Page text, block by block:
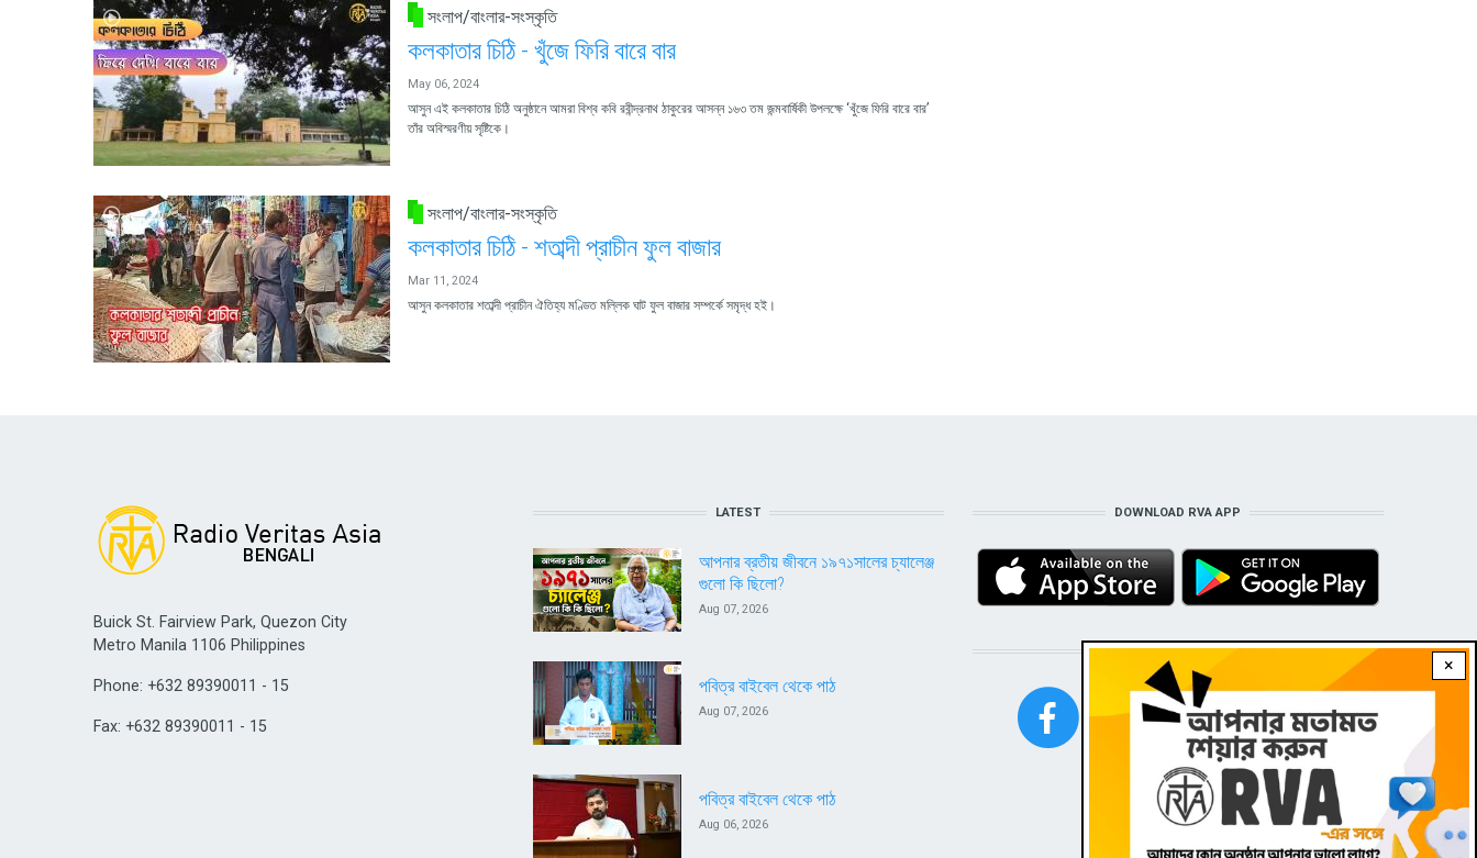
সংলাপ/বাংলার-সংস্কৃতি
কলকাতার চিঠি - খুঁজে ফিরি বারে বার
May 06, 2024
আসুন এই কলকাতার চিঠি অনুষ্ঠানে আমরা বিশ্ব কবি রবীন্দ্রনাথ ঠাকুরের আসন্ন ১৬৩ তম জন্মবার্ষিকী উপলক্ষে ‘খুঁজে ফিরি বারে বার’
তাঁর অবিস্মরণীয় সৃষ্টিকে।
সংলাপ/বাংলার-সংস্কৃতি
কলকাতার চিঠি - শতাব্দী প্রাচীন ফুল বাজার
Mar 11, 2024
আসুন কলকাতার শতাব্দী প্রাচীন ঐতিহ্য মণ্ডিত মল্লিক ঘাট ফুল বাজার সম্পর্কে সমৃদ্ধ হই।
×
Buick St. Fairview Park, Quezon City
Metro Manila 1106 Philippines
Phone: +632 89390011 - 15
Fax: +632 89390011 - 15
LATEST
আপনার ব্রতীয় জীবনে ১৯৭১সালের চ্যালেঞ্জ
গুলো কি ছিলো?
Aug 07, 2026
পবিত্র বাইবেল থেকে পাঠ
Aug 07, 2026
পবিত্র বাইবেল থেকে পাঠ
Aug 06, 2026
DOWNLOAD RVA APP
STAY CONNECTED WITH US!